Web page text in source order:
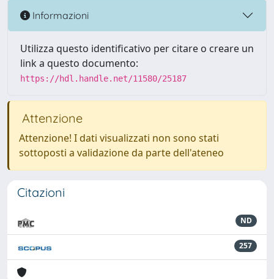
Informazioni
Utilizza questo identificativo per citare o creare un
link a questo documento:
https://hdl.handle.net/11580/25187
Attenzione
Attenzione! I dati visualizzati non sono stati
sottoposti a validazione da parte dell'ateneo
Citazioni
ND
257